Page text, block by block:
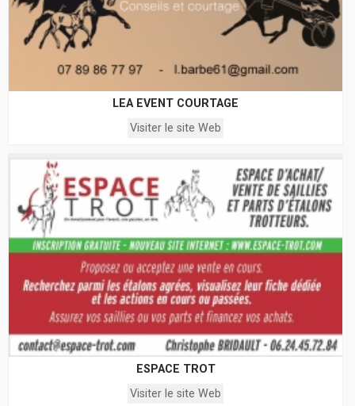
LEA EVENT COURTAGE
Visiter le site Web
ESPACE TROT
Visiter le site Web